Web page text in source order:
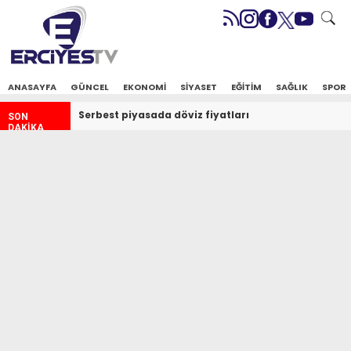
ANASAYFA GÜNCEL EKONOMİ SİYASET EĞİTİM SAĞLIK SPOR
SON
DAKİKA
Serbest piyasada döviz fiyatları